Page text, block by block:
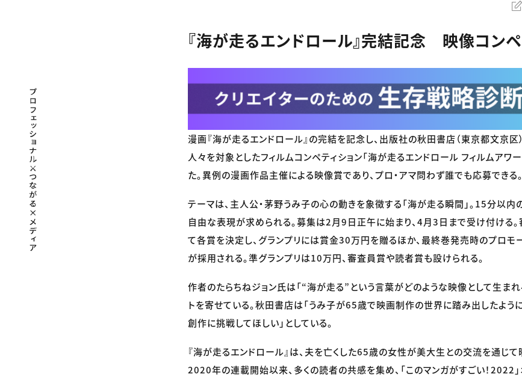
『海が走るエンドロール』完結記念 映像コン
漫画『海が走るエンドロール』の完結を記念し、出版社の秋田書店（東京都文京区
人々を対象としたフィルムコンペティション「海が走るエンドロール フィルムアワ
た。異例の漫画作品主催による映像賞であり、プロ・アマ問わず誰でも応募できる。
テーマは、主人公・茅野うみ子の心の動きを象徴する「海が走る瞬間」。15分以内
自由な表現が求められる。募集は2月9日正午に始まり、4月3日まで受け付ける
て各賞を決定し、グランプリには賞金30万円を贈るほか、最終巻発売時のプロモ
が採用される。準グランプリは10万円、審査員賞や読者賞も設けられる。
作者のたらちねジョン氏は「“海が走る”という言葉がどのような映像として生まれ
トを寄せている。秋田書店は「うみ子が65歳で映画制作の世界に踏み出したよう
創作に挑戦してほしい」としている。
『海が走るエンドロール』は、夫を亡くした65歳の女性が美大生との交流を通じ
2020年の連載開始以来、多くの読者の共感を集め、「このマンガがすごい！2022